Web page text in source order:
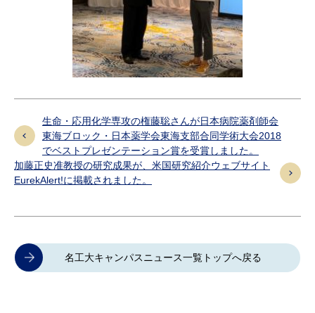
生命・応用化学専攻の権藤聡さんが日本病院薬剤師会
東海ブロック・日本薬学会東海支部合同学術大会2018
でベストプレゼンテーション賞を受賞しました。
加藤正史准教授の研究成果が、米国研究紹介ウェブサイト
EurekAlert!に掲載されました。
名工大キャンパスニュース一覧トップへ戻る